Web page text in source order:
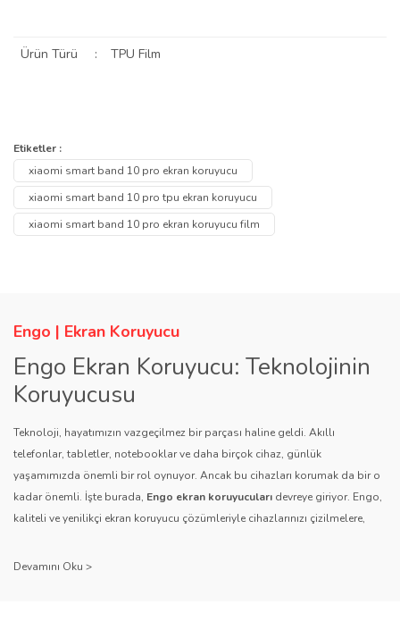
Ürün Türü
: TPU Film
Yorum Yaz
konularda yetersiz gördüğünüz noktaları öneri formunu kullanarak
tarafımıza iletebilirsiniz.
Görüş ve önerileriniz için teşekkür ederiz.
Ürün resmi kalitesiz, bozuk veya görüntülenemiyor.
Ürün fiyatı diğer sitelerden daha pahalı.
Bu ürüne benzer farklı alternatifler olmalı.
Gönder
Soru Sor
Etiketler :
xiaomi smart band 10 pro ekran koruyucu
xiaomi smart band 10 pro tpu ekran koruyucu
xiaomi smart band 10 pro ekran koruyucu film
Engo | Ekran Koruyucu
Engo Ekran Koruyucu: Teknolojinin
Koruyucusu
Teknoloji, hayatımızın vazgeçilmez bir parçası haline geldi. Akıllı
telefonlar, tabletler, notebooklar ve daha birçok cihaz, günlük
yaşamımızda önemli bir rol oynuyor. Ancak bu cihazları korumak da bir o
kadar önemli. İşte burada, Engo ekran koruyucuları devreye giriyor. Engo,
kaliteli ve yenilikçi ekran koruyucu çözümleriyle cihazlarınızı çizilmelere,
sağlıyor.